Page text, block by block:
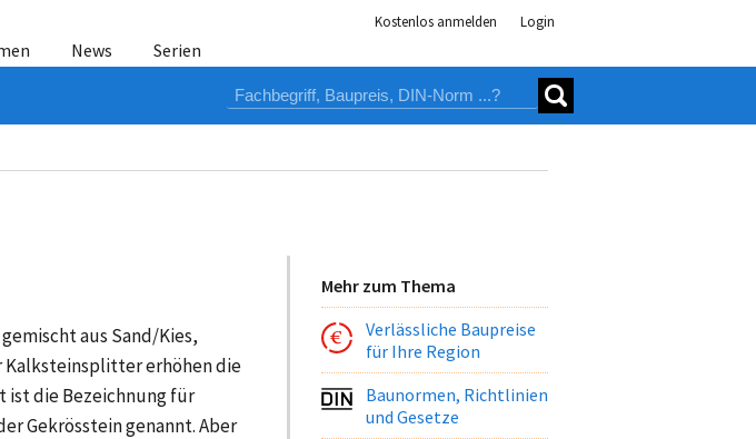
Kostenlos anmelden Login
News Serien
aus Sand/Kies,
Kalksteinsplitter erhöhen die
ist die Bezeichnung für
Gekrösstein genannt. Aber
Mehr zum Thema
Verlässliche Baupreise
für Ihre Region
Baunormen, Richtlinien
und Gesetze